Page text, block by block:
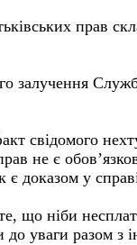
прав
залучення
свідомого
не є
є доказом у
ніби несплата
уваги разом з